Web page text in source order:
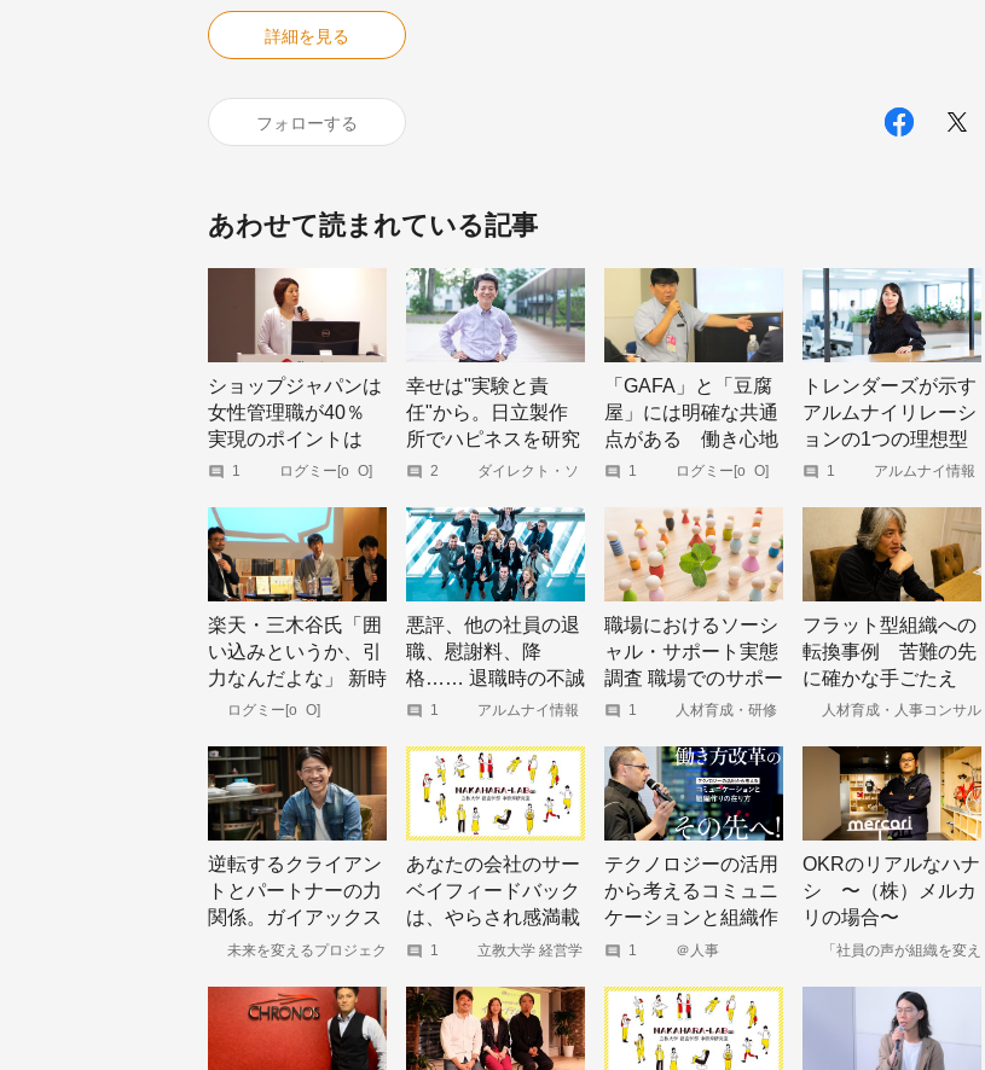
詳細を見る
フォローする
あわせて読まれている記事
ショップジャパンは
女性管理職が40％
実現のポイントは
「女性の活躍」に特
いこと - ログミーBiz
1 ログミー[o_O]
幸せは"実験と責
任"から。日立製作
所でハピネスを研究
する博士の小さなム
2
ダイレクト・ソ
「GAFA」と「豆腐
屋」には明確な共通
点がある 働き心地
を形づくる職場の魅
1 ログミー[o_O]
トレンダーズが示す
アルムナイリレーシ
ョンの1つの理想型
1
アルムナイ情報
powered by
Official-Alumni.com
楽天・三木谷氏「囲
い込みというか、引
力なんだよな」 新時
代のチームワークを
法則
ログミー[o_O]
悪評、他の社員の退
職、慰謝料、降
格…… 退職時の不誠
実な対応は超リス
い、自社にプラスに
なる「社員の送り出
し方」
1
アルムナイ情報
powered by
Official-Alumni.com
職場におけるソーシ
ャル・サポート実態
調査 職場でのサポー
トに影響を及ぼすの
1
人材育成・研修
ションズ
フラット型組織への
転換事例 苦難の先
に確かな手ごたえ
人材育成・人事コンサル
コンサルティングから人材
育成、社員研修、組織開発
まで、人事課題をお持ちの
企業様を支援する人事コン
サルティング会社。
逆転するクライアン
トとパートナーの力
関係。ガイアックス
最年少事業部長に聞
アント」になるに
未来を変えるプロジェク
あなたの会社のサー
ベイフィードバック
は、やらされ感満載
のグダグダトークで
りの「エセ対話 」に
なっていませんか？
1
立教大学 経営学
する
テクノロジーの活用
から考えるコミュニ
ケーションと組織作
りの在り方
1 ＠人事
OKRのリアルなハナ
シ 〜（株）メルカ
リの場合〜
「社員の声が組織を変え